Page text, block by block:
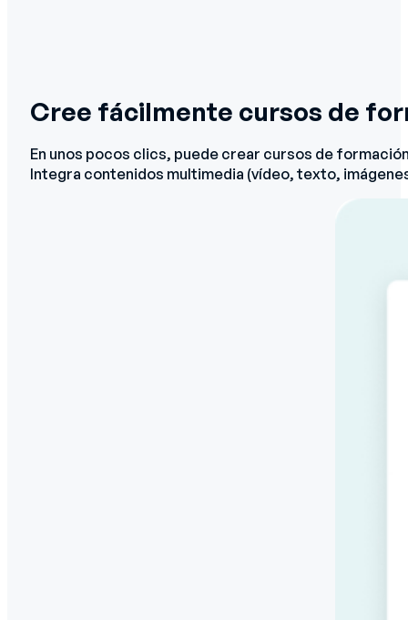
Cree fácilmente cursos de
En unos pocos clics, puede crear cursos de
Integra contenidos multimedia (vídeo, texto,